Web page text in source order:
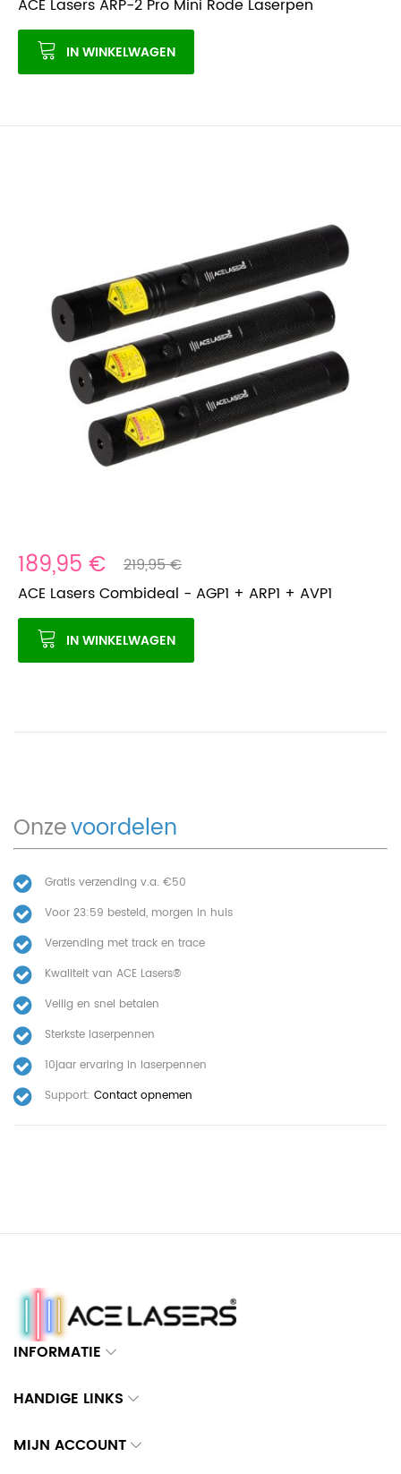
ACE Lasers ARP-2 Pro Mini Rode Laserpen
IN WINKELWAGEN
189,95 €
219,95 €
ACE Lasers Combideal - AGP1 + ARP1 + AVP1
IN WINKELWAGEN
Onzevoordelen
Gratis verzending v.a. €50
Voor 23:59 besteld, morgen in huis
Verzending met track en trace
Kwaliteit van ACE Lasers®
Veilig en snel betalen
Sterkste laserpennen
10jaar ervaring in laserpennen
Support: Contact opnemen
INFORMATIE
HANDIGE LINKS
MIJN ACCOUNT